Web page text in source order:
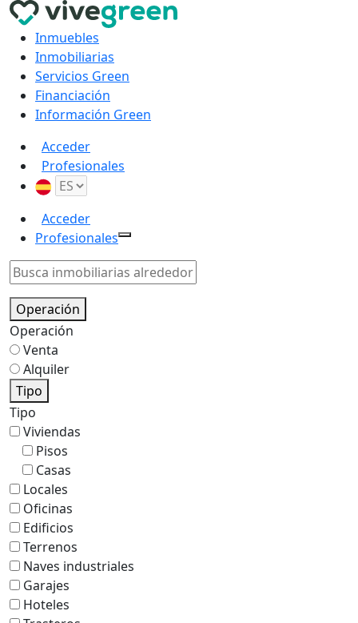
Inmuebles
Inmobiliarias
Servicios Green
Financiación
Información Green
Acceder
Profesionales
Acceder
Profesionales
Operación
Operación
Venta
Alquiler
Tipo
Tipo
Viviendas
Pisos
Casas
Locales
Oficinas
Edificios
Terrenos
Naves industriales
Garajes
Hoteles